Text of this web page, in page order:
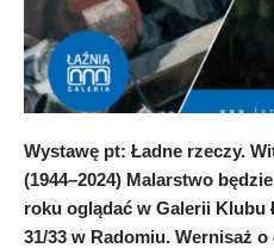
Wystawę pt: Ładne rzeczy.
(1944–2024) Malarstwo
roku oglądać w Galerii Klubu
31/33 w Radomiu. Wernisaż